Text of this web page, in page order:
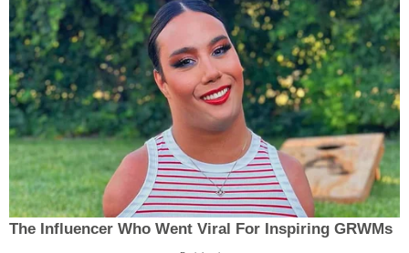
The Influencer Who Went Viral For Inspiring GRWMs